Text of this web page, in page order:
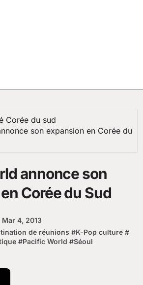
Corée du sud
son expansion en Corée du
annonce son
Corée du Sud
Mar 4, 2013
de réunions #K-Pop culture #
#Pacific World #Séoul